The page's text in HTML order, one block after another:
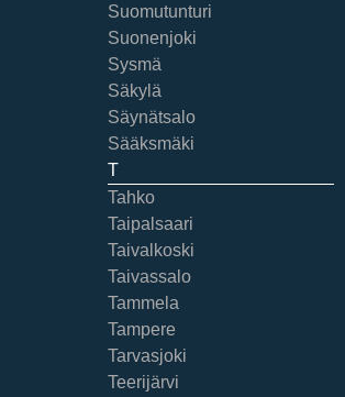
Suomutunturi
Suonenjoki
Sysmä
Säkylä
Säynätsalo
Sääksmäki
T
Tahko
Taipalsaari
Taivalkoski
Taivassalo
Tammela
Tampere
Tarvasjoki
Teerijärvi